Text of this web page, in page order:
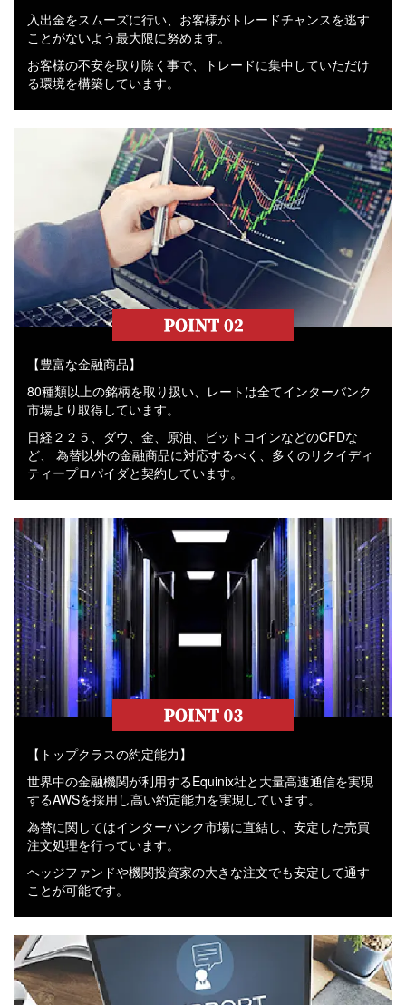
入出金をスムーズに行い、お客様がトレードチャンスを逃す
ことがないよう最大限に努めます。
お客様の不安を取り除く事で、トレードに集中していただけ
る環境を構築しています。
【豊富な金融商品】
80種類以上の銘柄を取り扱い、レートは全てインターバンク
市場より取得しています。
日経２２５、ダウ、金、原油、ビットコインなどのCFDな
ど、 為替以外の金融商品に対応するべく、多くのリクイディ
ティープロパイダと契約しています。
【トップクラスの約定能力】
世界中の金融機関が利用するEquinix社と大量高速通信を実現
するAWSを採用し高い約定能力を実現しています。
為替に関してはインターバンク市場に直結し、安定した売買
注文処理を行っています。
ヘッジファンドや機関投資家の大きな注文でも安定して通す
ことが可能です。